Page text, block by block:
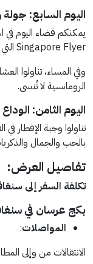
اليوم السابع:
يمكنكم قضاء اليوم
Singapore Flyer التي تمنحكم رؤية بانورامية مذهلة للمدينة.
وفي المساء، تناولوا
الرومانسية لا تُنسى.
اليوم الثامن:
تناولوا وجبة الإفطار
بالحب والجمال
تفاصيل العرض:
تكلفة السفر إلى سنغافورة : 1872
بكج عرسان في
المواصلات:
الانتقالات من وإلى